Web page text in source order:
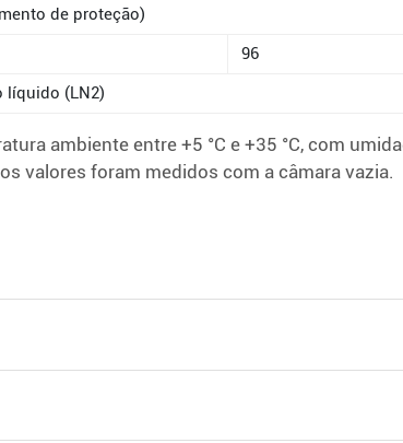
de proteção)
96
líquido (LN2)
ambiente entre +5 °C e +35 °C, com
valores foram medidos com a câmara vazia.